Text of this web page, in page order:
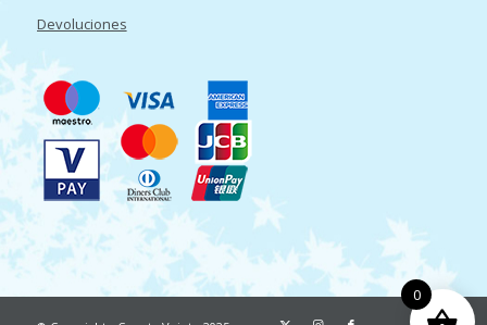
Devoluciones
0